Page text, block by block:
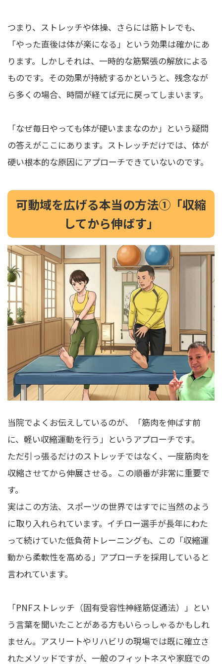
つまり、ストレッチや体操、さらには筋トレでも、
「やった直後は体が楽になる」という効果は確かにあ
ります。しかしそれは、一時的な筋緊張の解放による
ものです。その効果が持続するかというと、残念なが
ら多くの場合、時間が経てば元に戻ってしまいます。
「なぜ毎日やっても体が硬いままなのか」という疑問
の答えがここにあります。ストレッチだけでは、体が
硬い根本的な原因にアプローチできていないのです。
可動域を広げる本当の方法①「収縮
してから伸ばす」
当院でよくお伝えしているのが、「筋肉を伸ばす前
に、軽い収縮運動を行う」というアプローチです。
ただ引っ張るだけのストレッチではなく、一度筋肉を
収縮させてから伸展させる。この順番が非常に重要で
す。
実はこの方法、スポーツの世界ではすでに当然のよう
に取り入れられています。イチロー選手が長年にわた
って続けていた低負荷トレーニングも、この「収縮運
動から柔軟性を高める」アプローチを採用していると
言われています。
「PNFストレッチ（固有受容性神経筋促通法）」とい
う言葉を聞いたことがある方もいらっしゃるかもしれ
ません。アスリートやリハビリの現場では既に確立さ
れたメソッドですが、一般のフィットネスや家庭での